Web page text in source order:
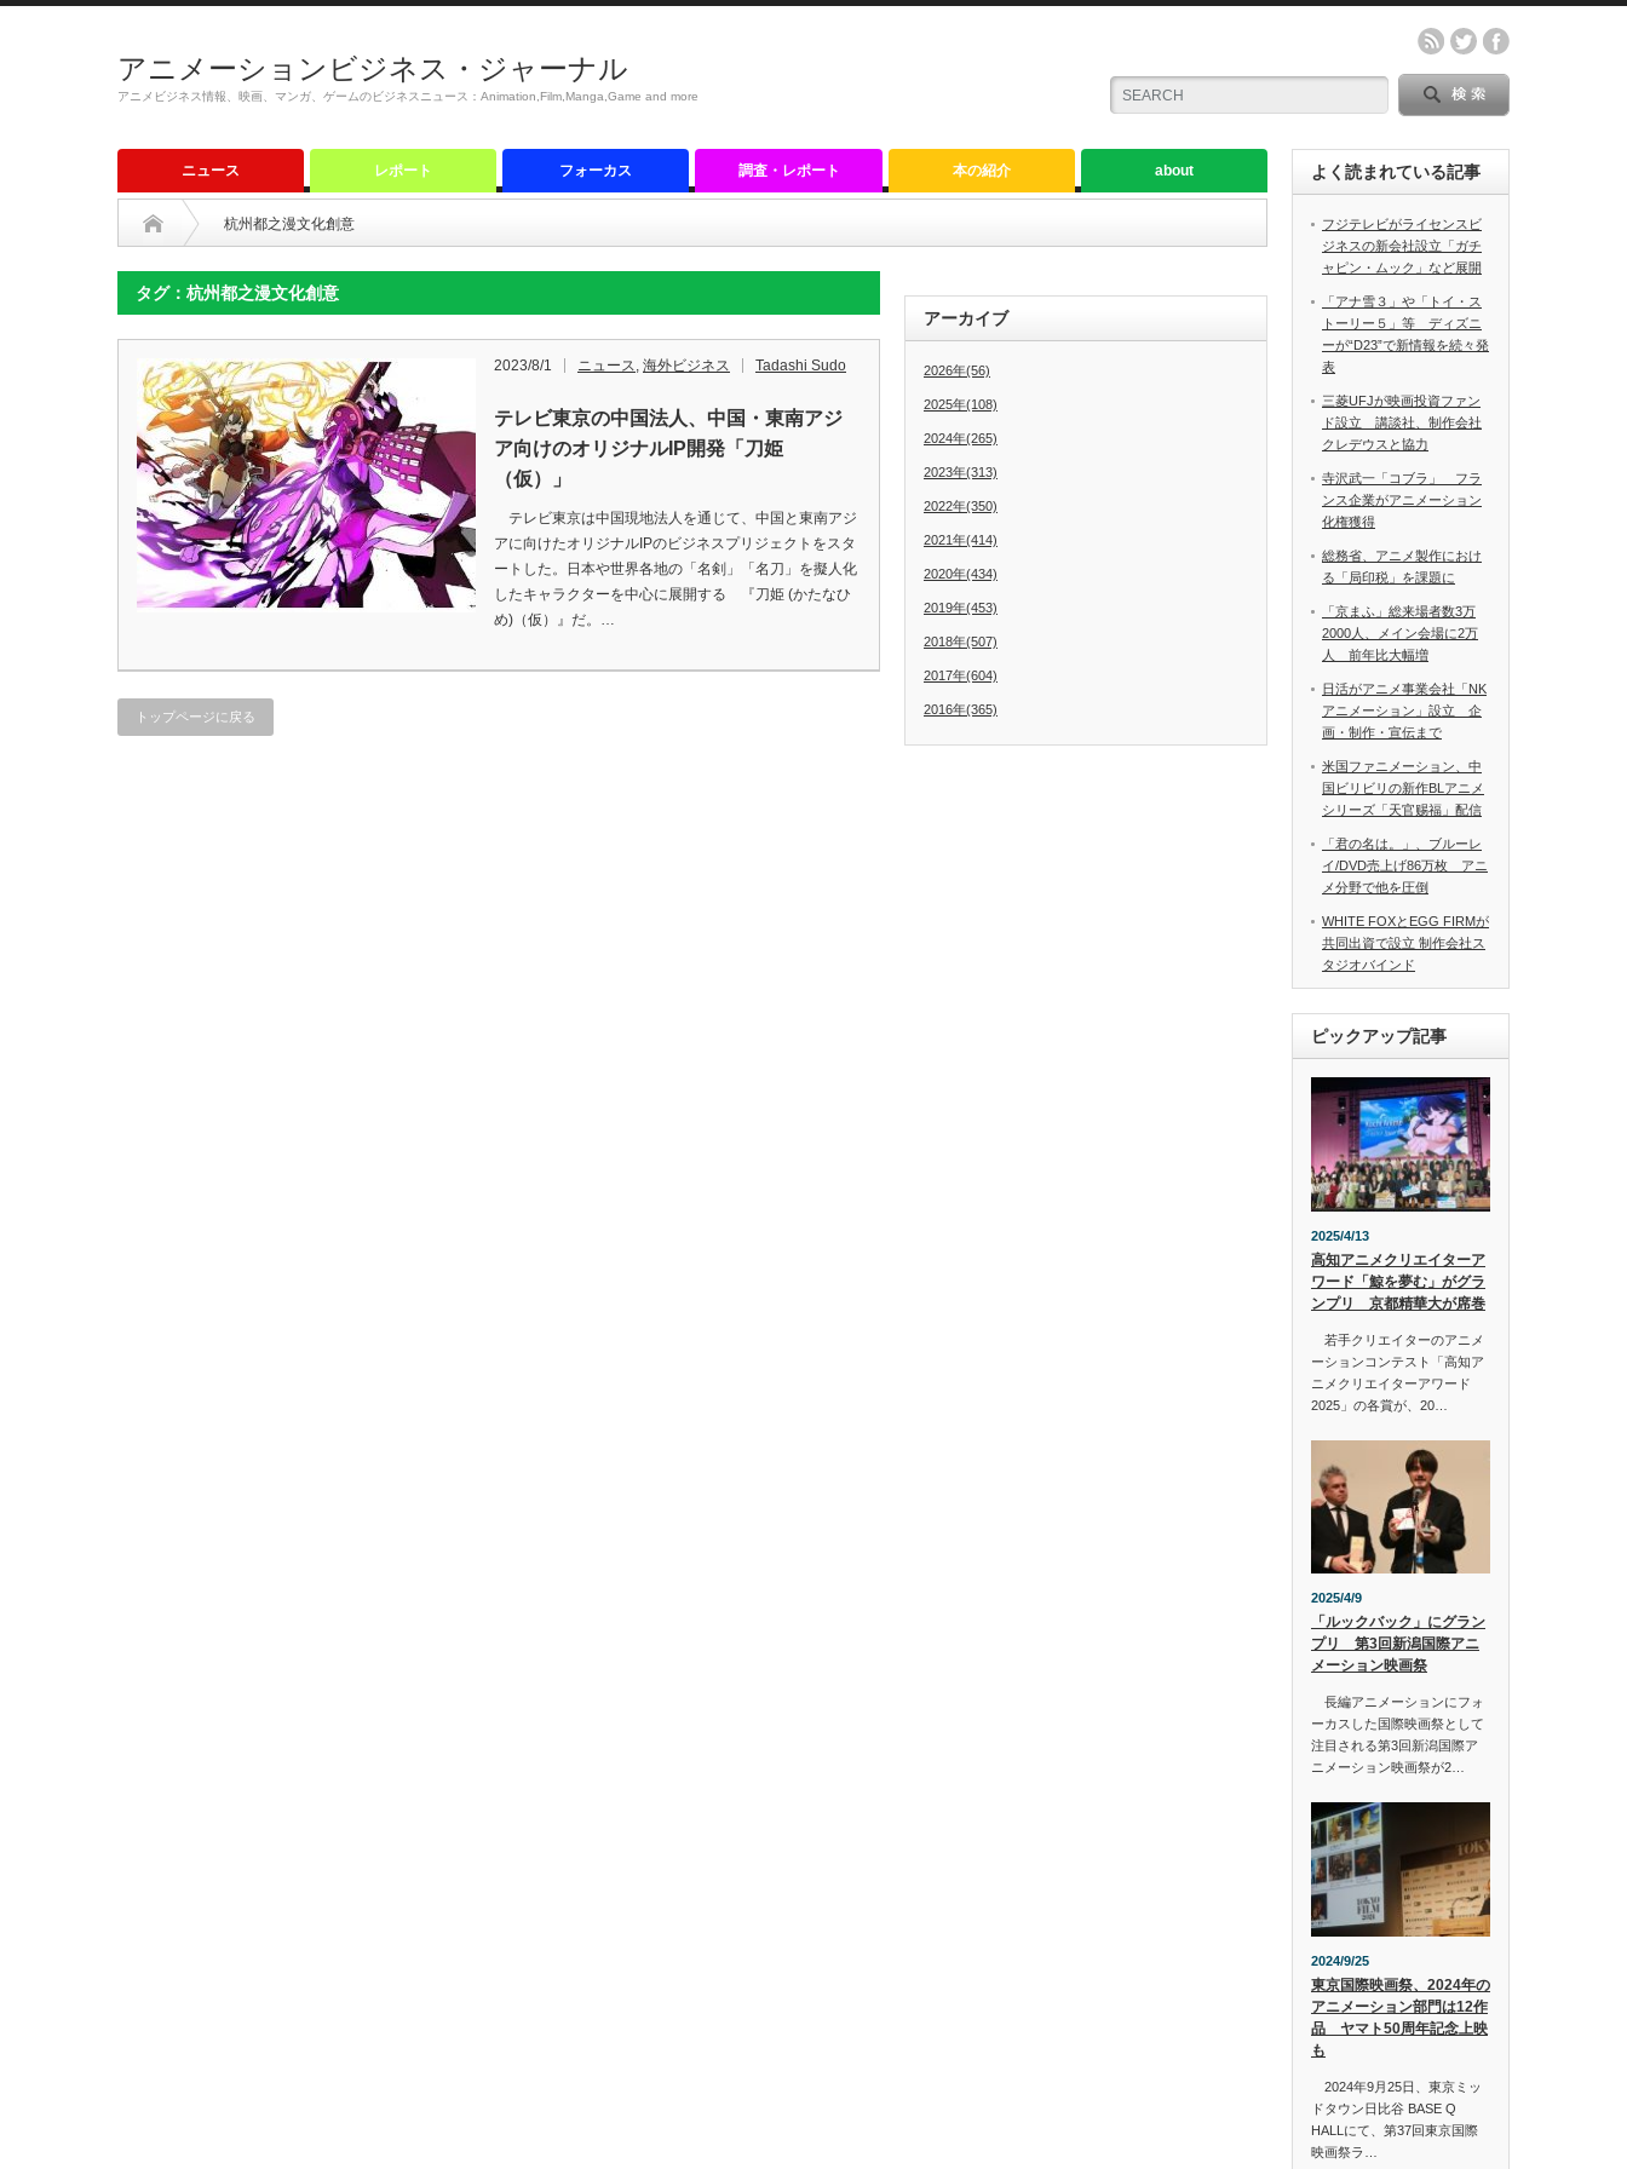
アニメーションビジネス・ジャーナル
アニメビジネス情報、映画、マンガ、ゲームのビジネスニュース：Animation,Film,Manga,Game and more
ニュース レポート フォーカス 調査・レポート 本の紹介 about
杭州都之漫文化創意
タグ：杭州都之漫文化創意
2023/8/1 ニュース, 海外ビジネス Tadashi Sudo
テレビ東京の中国法人、中国・東南アジ
ア向けのオリジナルIP開発「刀姫
（仮）」
テレビ東京は中国現地法人を通じて、中国と東南アジ
アに向けたオリジナルIPのビジネスプリジェクトをスタ
ートした。日本や世界各地の「名剣」「名刀」を擬人化
したキャラクターを中心に展開する 『刀姫 (かたなひ
め)（仮）』だ。…
トップページに戻る
アーカイブ
2026年(56)
2025年(108)
2024年(265)
2023年(313)
2022年(350)
2021年(414)
2020年(434)
2019年(453)
2018年(507)
2017年(604)
2016年(365)
よく読まれている記事
フジテレビがライセンスビ
ジネスの新会社設立「ガチ
ャピン・ムック」など展開
「アナ雪３」や「トイ・ス
トーリー５」等 ディズニ
ーが“D23”で新情報を続々発
表
三菱UFJが映画投資ファン
ド設立 講談社、制作会社
クレデウスと協力
寺沢武一「コブラ」 フラ
ンス企業がアニメーション
化権獲得
総務省、アニメ製作におけ
る「局印税」を課題に
「京まふ」総来場者数3万
2000人、メイン会場に2万
人 前年比大幅増
日活がアニメ事業会社「NK
アニメーション」設立 企
画・制作・宣伝まで
米国ファニメーション、中
国ビリビリの新作BLアニメ
シリーズ「天官赐福」配信
「君の名は。」、ブルーレ
イ/DVD売上げ86万枚 アニ
メ分野で他を圧倒
WHITE FOXとEGG FIRMが
共同出資で設立 制作会社ス
タジオバインド
ピックアップ記事
2025/4/13
高知アニメクリエイターア
ワード「鯨を夢む」がグラ
ンプリ 京都精華大が席巻
若手クリエイターのアニメ
ーションコンテスト「高知ア
ニメクリエイターアワード
2025」の各賞が、20…
2025/4/9
「ルックバック」にグラン
プリ 第3回新潟国際アニ
メーション映画祭
長編アニメーションにフォ
ーカスした国際映画祭として
注目される第3回新潟国際ア
ニメーション映画祭が2…
2024/9/25
東京国際映画祭、2024年の
アニメーション部門は12作
品 ヤマト50周年記念上映
も
2024年9月25日、東京ミッ
ドタウン日比谷 BASE Q
HALLにて、第37回東京国際
映画祭ラ…